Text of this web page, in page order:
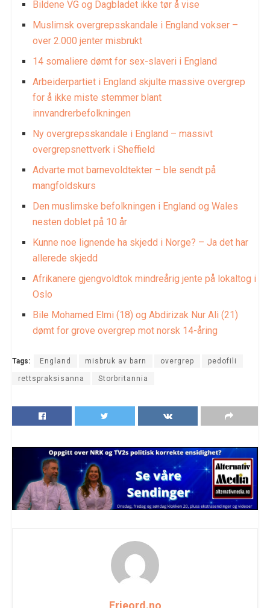
Bildene VG og Dagbladet ikke tør å vise
Muslimsk overgrepsskandale i England vokser –
over 2.000 jenter misbrukt
14 somaliere dømt for sex-slaveri i England
Arbeiderpartiet i England skjulte massive overgrep
for å ikke miste stemmer blant
innvandrerbefolkningen
Ny overgrepsskandale i England – massivt
overgrepsnettverk i Sheffield
Advarte mot barnevoldtekter – ble sendt på
mangfoldskurs
Den muslimske befolkningen i England og Wales
nesten doblet på 10 år
Kunne noe lignende ha skjedd i Norge? – Ja det har
allerede skjedd
Afrikanere gjengvoldtok mindreårig jente på lokaltog i
Oslo
Bile Mohamed Elmi (18) og Abdirizak Nur Ali (21)
dømt for grove overgrep mot norsk 14-åring
Tags: England misbruk av barn overgrep pedofili
rettspraksisanna Storbritannia